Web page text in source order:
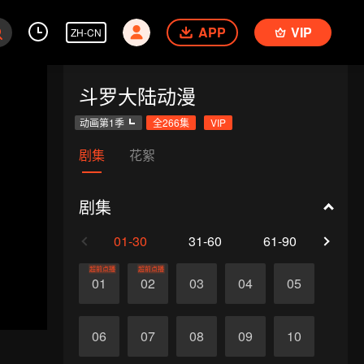
ZH-CN APP VIP
斗罗大陆动漫
动画第1季 全266集 VIP
剧集 花絮
剧集
01-30 31-60 61-90
01
超前点播
02
超前点播
03 04 05
06 07 08 09 10